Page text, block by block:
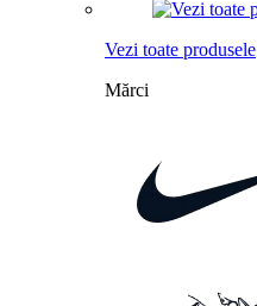
Vezi toate produsele
Mărci